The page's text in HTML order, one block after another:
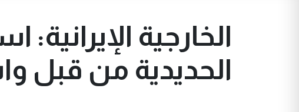
الخارجية
الحديدية من قبل